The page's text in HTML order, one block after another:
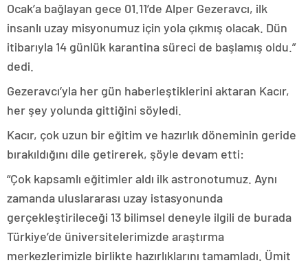
Ocak’a bağlayan gece 01.11’de Alper Gezeravcı, ilk
insanlı uzay misyonumuz için yola çıkmış olacak. Dün
itibarıyla 14 günlük karantina süreci de başlamış oldu.”
dedi.
Gezeravcı’yla her gün haberleştiklerini aktaran Kacır,
her şey yolunda gittiğini söyledi.
Kacır, çok uzun bir eğitim ve hazırlık döneminin geride
bırakıldığını dile getirerek, şöyle devam etti:
“Çok kapsamlı eğitimler aldı ilk astronotumuz. Aynı
zamanda uluslararası uzay istasyonunda
gerçekleştirileceği 13 bilimsel deneyle ilgili de burada
Türkiye’de üniversitelerimizde araştırma
merkezlerimizle birlikte hazırlıklarını tamamladı. Ümit